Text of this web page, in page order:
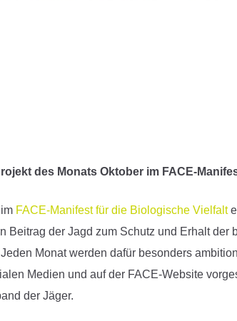
des Monats Oktober im FACE-
FACE-Manifest für die Biologische Vielfalt
Beitrag der Jagd zum Schutz und Erhalt der
Monat werden dafür besonders
Medien und auf der FACE-Website
der Jäger.